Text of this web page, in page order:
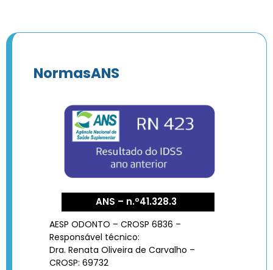
NormasANS
ANS – n.º41.328.3
AESP ODONTO – CROSP 6836 –
Responsável técnico:
Dra. Renata Oliveira de Carvalho –
CROSP: 69732